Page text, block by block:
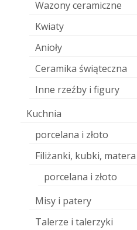
Wazony ceramiczne
Kwiaty
Anioły
Ceramika świąteczna
Inne rzeźby i figury
Kuchnia
porcelana i złoto
Filiżanki, kubki, matera
porcelana i złoto
Misy i patery
Talerze i talerzyki